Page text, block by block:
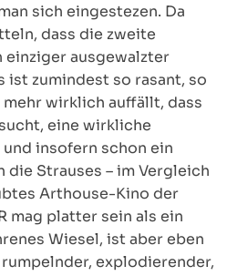
sich eingestezen. Da
dass die zweite
einziger ausgewalzter
ist zumindest so rasant, so
wirklich auffällt, dass
eine wirkliche
insofern schon ein
die Strauses – im Vergleich
Arthouse-Kino der
mag platter sein als ein
Wiesel, ist aber eben
explodierender,